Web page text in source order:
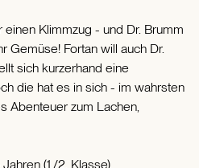
Klimmzug - und Dr. Brumm
Gemüse! Fortan will auch Dr.
sich kurzerhand eine
die hat es in sich - im wahrsten
Abenteuer zum Lachen,
(1./2. Klasse)